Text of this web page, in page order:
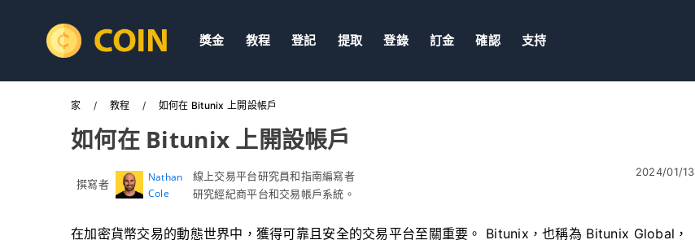
獎金 教程 登記 提取 登錄 訂金 確認 支持
家 教程 如何在 Bitunix 上開設帳戶
如何在 Bitunix 上開設帳戶
撰寫者
Nathan
Cole
線上交易平台研究員和指南編寫者
研究經紀商平台和交易帳戶系統。
2024/01/13
在加密貨幣交易的動態世界中，獲得可靠且安全的交易平台至關重要。 Bitunix，也稱為 Bitunix Global，